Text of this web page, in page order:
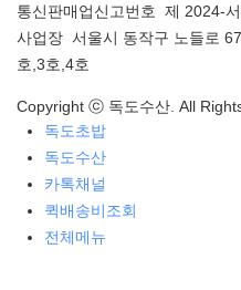
통신판매업신고번호 제 2024-
사업장 서울시 동작구 노들로
호,3호,4호
Copyright ⓒ 독도수산. All
독도초밥
독도수산
카톡채널
퀵배송비조회
전체메뉴